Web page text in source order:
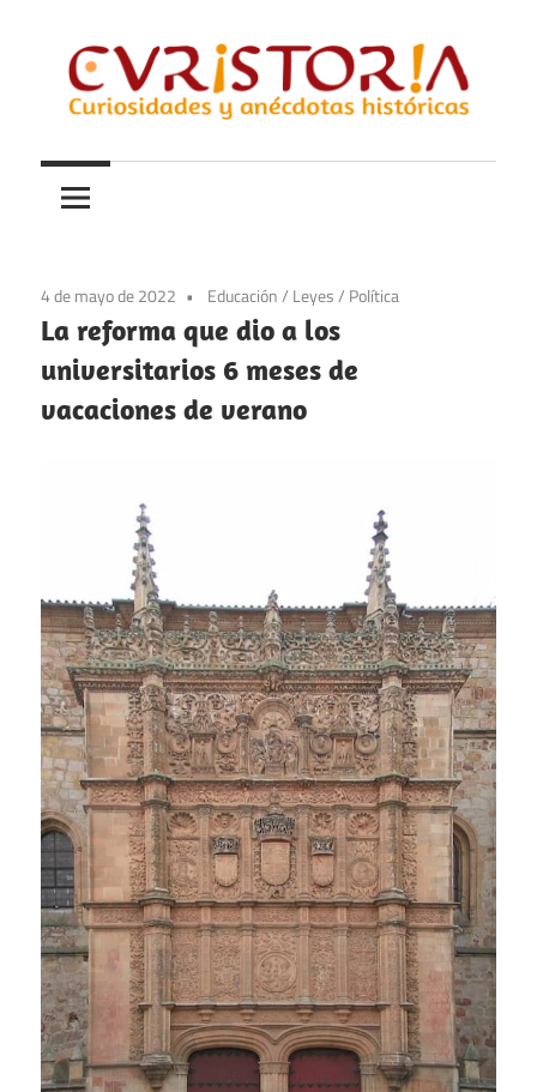
contenido
Curistoria
y
anécdotas
historia
4 de mayo de 2022 Educación/ Leyes/ Política
La reforma que dio a los
universitarios 6 meses de
vacaciones de verano